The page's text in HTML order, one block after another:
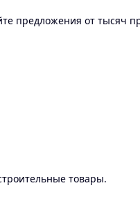
предложения от тысяч
товары.